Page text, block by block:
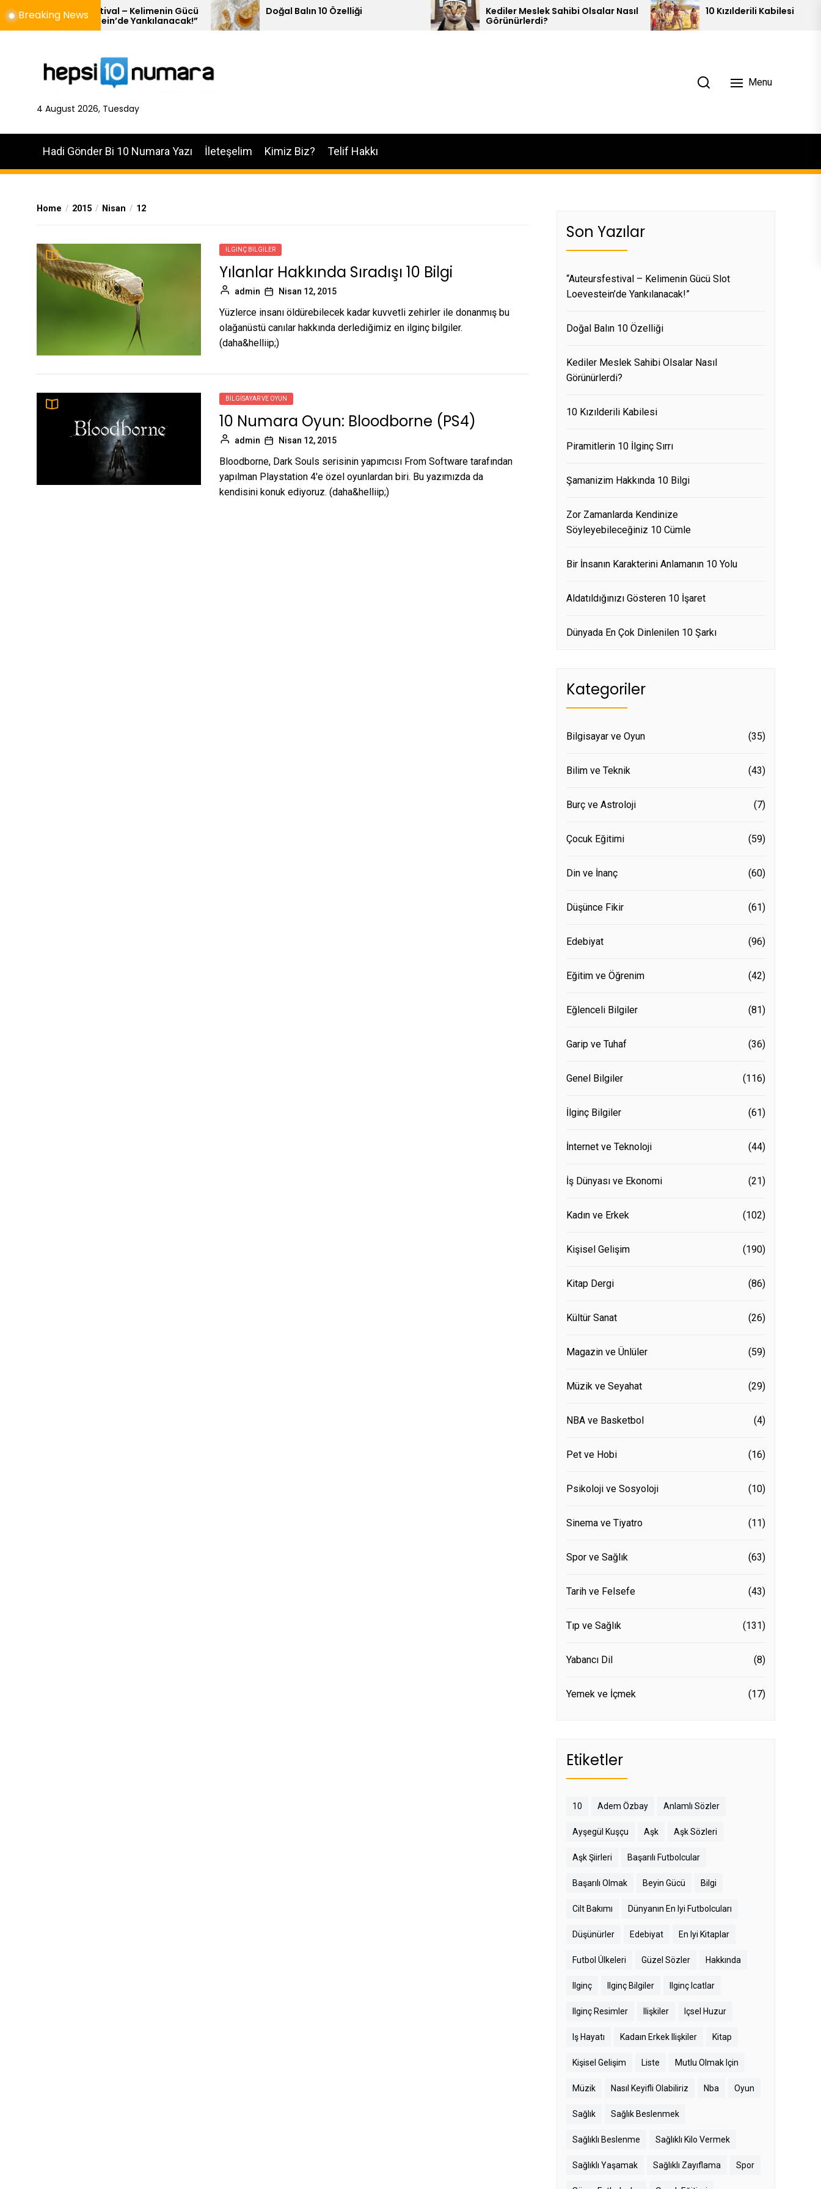
Skip
to
Breaking News– Kelimenin Gücü
Loevestein’de Yankılanacak!”
Doğal Balın 10 Özelliği
Kediler Meslek Sahibi Olsalar Nasıl
Görünürlerdi?
10 Kızılderili Kabilesi
4 August 2026, Tuesday
Menu
Hadi Gönder Bi 10 Numara Yazı İleteşelim Kimiz Biz? Telif Hakkı
Home 2015 Nisan 12
İLGINÇ BILGILER
Yılanlar Hakkında Sıradışı 10 Bilgi
admin Nisan 12, 2015
Yüzlerce insanı öldürebilecek kadar kuvvetli zehirler ile donanmış bu
olağanüstü canılar hakkında derlediğimiz en ilginç bilgiler.
(daha&helliip;)
BILGISAYAR VE OYUN
10 Numara Oyun: Bloodborne (PS4)
admin Nisan 12, 2015
Bloodborne, Dark Souls serisinin yapımcısı From Software tarafından
yapılman Playstation 4'e özel oyunlardan biri. Bu yazımızda da
kendisini konuk ediyoruz. (daha&helliip;)
Son Yazılar
“Auteursfestival – Kelimenin Gücü Slot
Loevestein’de Yankılanacak!”
Doğal Balın 10 Özelliği
Kediler Meslek Sahibi Olsalar Nasıl
Görünürlerdi?
10 Kızılderili Kabilesi
Piramitlerin 10 İlginç Sırrı
Şamanizim Hakkında 10 Bilgi
Zor Zamanlarda Kendinize
Söyleyebileceğiniz 10 Cümle
Bir İnsanın Karakterini Anlamanın 10 Yolu
Aldatıldığınızı Gösteren 10 İşaret
Dünyada En Çok Dinlenilen 10 Şarkı
Kategoriler
Bilgisayar ve Oyun (35)
Bilim ve Teknik (43)
Burç ve Astroloji (7)
Çocuk Eğitimi (59)
Din ve İnanç (60)
Düşünce Fikir (61)
Edebiyat (96)
Eğitim ve Öğrenim (42)
Eğlenceli Bilgiler (81)
Garip ve Tuhaf (36)
Genel Bilgiler (116)
İlginç Bilgiler (61)
İnternet ve Teknoloji (44)
İş Dünyası ve Ekonomi (21)
Kadın ve Erkek (102)
Kişisel Gelişim (190)
Kitap Dergi (86)
Kültür Sanat (26)
Magazin ve Ünlüler (59)
Müzik ve Seyahat (29)
NBA ve Basketbol (4)
Pet ve Hobi (16)
Psikoloji ve Sosyoloji (10)
Sinema ve Tiyatro (11)
Spor ve Sağlık (63)
Tarih ve Felsefe (43)
Tıp ve Sağlık (131)
Yabancı Dil (8)
Yemek ve İçmek (17)
Etiketler
10 Adem Özbay Anlamlı Sözler
Ayşegül Kuşçu Aşk Aşk Sözleri
Aşk Şiirleri Başarılı Futbolcular
Başarılı Olmak Beyin Gücü Bilgi
Cilt Bakımı Dünyanın En Iyi Futbolcuları
Düşünürler Edebiyat En Iyi Kitaplar
Futbol Ülkeleri Güzel Sözler Hakkında
Ilginç Ilginç Bilgiler Ilginç Icatlar
Ilginç Resimler Ilişkiler Içsel Huzur
Iş Hayatı Kadaın Erkek Ilişkiler Kitap
Kişisel Gelişim Liste Mutlu Olmak Için
Müzik Nasıl Keyifli Olabiliriz Nba Oyun
Sağlık Sağlık Beslenmek
Sağlıklı Beslenme Sağlıklı Kilo Vermek
Sağlıklı Yaşamak Sağlıklı Zayıflama Spor